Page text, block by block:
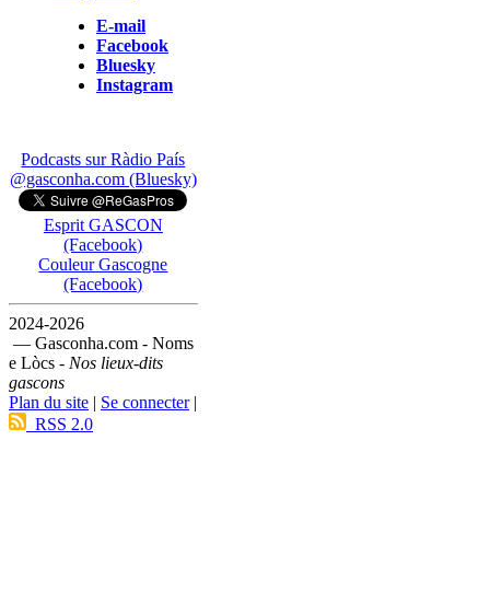
E-mail
Facebook
Bluesky
Instagram
Podcasts sur Ràdio País
@gasconha.com (Bluesky)
Esprit GASCON
(Facebook)
Couleur Gascogne
(Facebook)
2024-2026
— Gasconha.com - Noms
e Lòcs - Nos lieux-dits
gascons
Plan du site | Se connecter|
RSS 2.0